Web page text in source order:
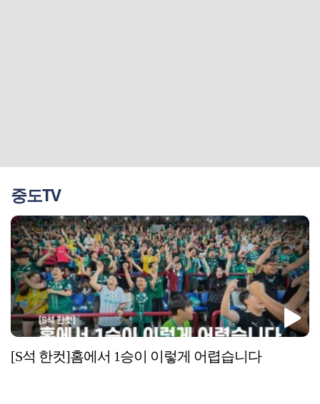
중도TV
[S석 한컷]홈에서 1승이 이렇게 어렵습니다